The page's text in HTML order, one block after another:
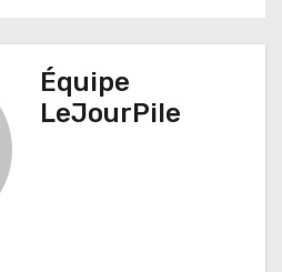
Équipe
LeJourPile